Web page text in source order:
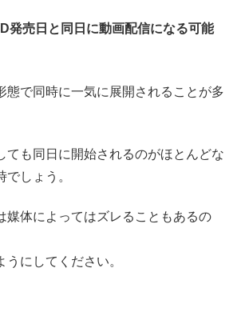
発売日と同日に動画配信になる可能
態で同時に一気に展開されることが多
ても同日に開始されるのがほとんどな
しょう。
媒体によってはズレることもあるの
にしてください。